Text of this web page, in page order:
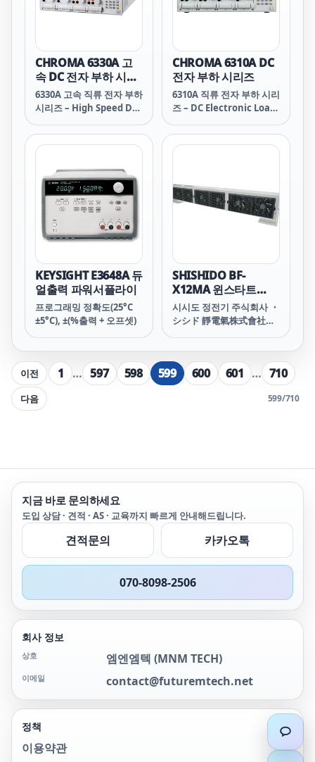
CHROMA 6330A 고
속 DC 전자 부하 시리
즈
6330A 고속 직류 전자 부하
시리즈 – High Speed DC
CHROMA 6310A DC
전자 부하 시리즈
6310A 직류 전자 부하 시리
즈 – DC Electronic Load
KEYSIGHT E3648A 듀
얼출력 파워서플라이
프로그래밍 정확도(25°C
±5°C), ±(%출력 + 오프셋)
SHISHIDO BF-
X12MA 윈스타트
HDC-AC 이온 블로워
시시도 정전기 주식회사 ・
シシド 靜電氣株式會社
이전 1 … 597 598 599 600 601 … 710
다음 599/710
지금 바로 문의하세요
도입 상담 · 견적 · AS · 교육까지 빠르게 안내해드립니다.
견적문의 카카오톡
070-8098-2506
회사 정보
상호 엠엔엠텍 (MNM TECH)
이메일 contact@futuremtech.net
정책
이용약관